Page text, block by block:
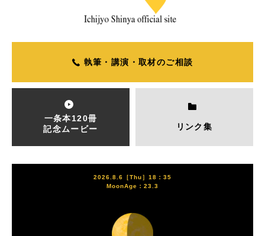
執筆・講演・取材のご相談
一条本120冊
記念ムービー
リンク集
2026.8.6［Thu］18：35
MoonAge：23.3